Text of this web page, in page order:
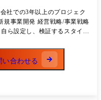
織制度・人材設計**に関する
トアップ動向を高度にリサー
・検証フェーズでの現場投入
が目的"であり、 クライアン
。 関与する可能性のあるプロ
社での3年以上のプロジェク
規事業開発 経営戦略/事業戦略
ら設定し、検証するスタイル
い合わせる